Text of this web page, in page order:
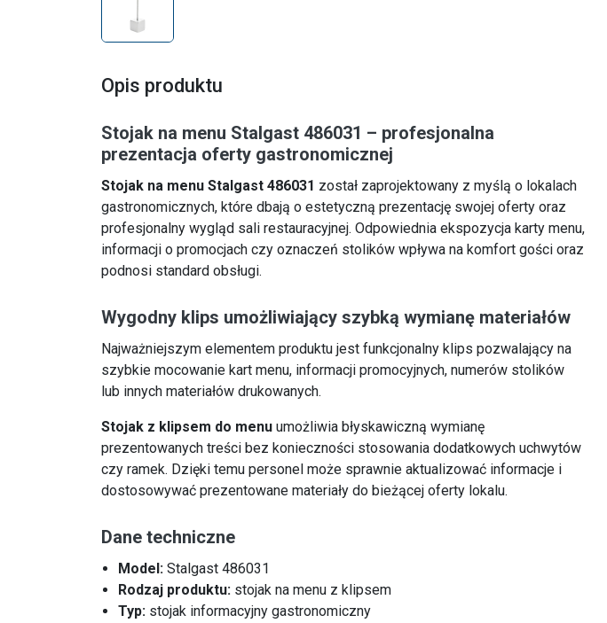
Opis produktu
Stojak na menu Stalgast 486031 – profesjonalna
prezentacja oferty gastronomicznej
Stojak na menu Stalgast 486031 został zaprojektowany z myślą o lokalach
gastronomicznych, które dbają o estetyczną prezentację swojej oferty oraz
profesjonalny wygląd sali restauracyjnej. Odpowiednia ekspozycja karty menu,
informacji o promocjach czy oznaczeń stolików wpływa na komfort gości oraz
podnosi standard obsługi.
Wygodny klips umożliwiający szybką wymianę materiałów
Najważniejszym elementem produktu jest funkcjonalny klips pozwalający na
szybkie mocowanie kart menu, informacji promocyjnych, numerów stolików
lub innych materiałów drukowanych.
Stojak z klipsem do menu umożliwia błyskawiczną wymianę
prezentowanych treści bez konieczności stosowania dodatkowych uchwytów
czy ramek. Dzięki temu personel może sprawnie aktualizować informacje i
dostosowywać prezentowane materiały do bieżącej oferty lokalu.
Dane techniczne
Model: Stalgast 486031
Rodzaj produktu: stojak na menu z klipsem
Typ: stojak informacyjny gastronomiczny